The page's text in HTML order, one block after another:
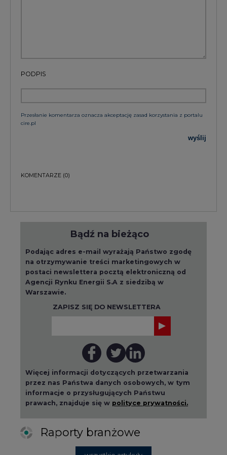
PODPIS
Przesłanie komentarza oznacza akceptację zasad korzystania z portalu
cire.pl
wyślij
KOMENTARZE (0)
Bądź na bieżąco
Podając adres e-mail wyrażają Państwo zgodę
na otrzymywanie treści marketingowych w
postaci newslettera pocztą elektroniczną od
Agencji Rynku Energii S.A z siedzibą w
Warszawie.
ZAPISZ SIĘ DO NEWSLETTERA
Więcej informacji dotyczących przetwarzania
przez nas Państwa danych osobowych, w tym
informacje o przysługujących Państwu
prawach, znajduje się w polityce prywatności.
Raporty branżowe